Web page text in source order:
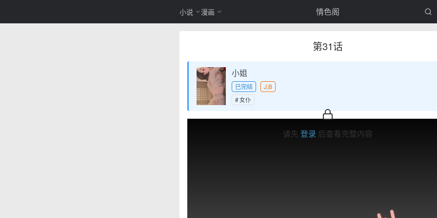
小说 漫画 情色阁
第31话
小姐
已完结
J,B
女仆
请先 登录 后查看完整内容